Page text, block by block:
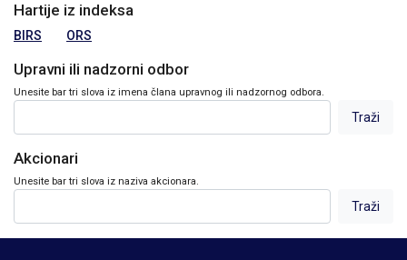
Hartije iz indeksa
BIRS ORS
Upravni ili nadzorni odbor
Unesite bar tri slova iz imena člana upravnog ili nadzornog odbora.
Akcionari
Unesite bar tri slova iz naziva akcionara.